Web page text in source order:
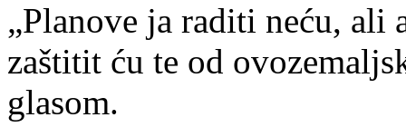
„Planove ja raditi neću, ali
zaštitit ću te od
glasom.